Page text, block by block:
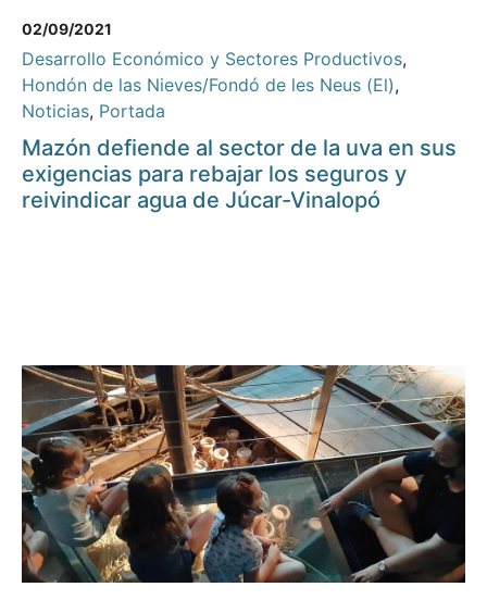
02/09/2021
Desarrollo Económico y Sectores Productivos,
Hondón de las Nieves/Fondó de les Neus (El),
Noticias, Portada
Mazón defiende al sector de la uva en sus
exigencias para rebajar los seguros y
reivindicar agua de Júcar-Vinalopó